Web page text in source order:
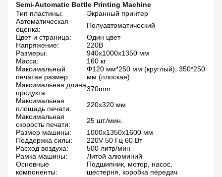
Semi-Automatic Bottle Printing Machine
Тип пластины:
Экранный принтер
Автоматическая
оценка:
Полуавтоматический
Цвет и страница:
Один цвет
Напряжение:
220В
Размеры:
940x1000x1350 мм
Масса:
160 кг
Максимальный
печатая размер:
Φ120 мм*250 мм (круглый), 350*250
мм (плоская)
Максимальная длина
продукта:
370mm
Максимальная
площадь печати:
220х320 мм
Максимальная
скорость печати:
25 шт./мин.
Размер машины:
1000x1350x1600 мм
Поддержка силы:
220V 50 Гц 60 Вт
Расход воздуха:
500 литр/мин
Рамка машины:
Литой алюминий
Основные
компоненты:
Подшипник, мотор, насос,
шестерня, коробка передач